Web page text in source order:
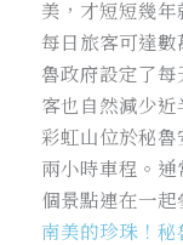
美，才短短幾
每日旅客可達
魯政府設定了
客也自然減少近
彩虹山位於秘
兩小時車程。
個景點連在一起
南美的珍珠！